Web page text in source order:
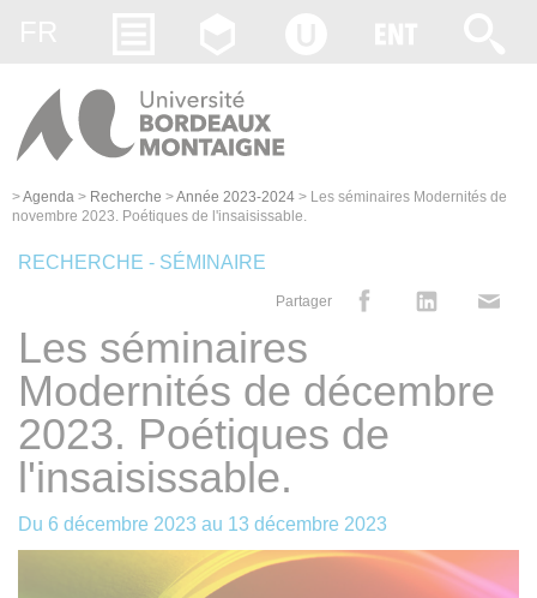
>Agenda > Recherche >Année 2023-2024 > Les séminaires Modernités de
novembre 2023. Poétiques de l'insaisissable.
RECHERCHE - SÉMINAIRE
Partager
Les séminaires
Modernités de décembre
2023. Poétiques de
l'insaisissable.
Du 6 décembre 2023 au 13 décembre 2023